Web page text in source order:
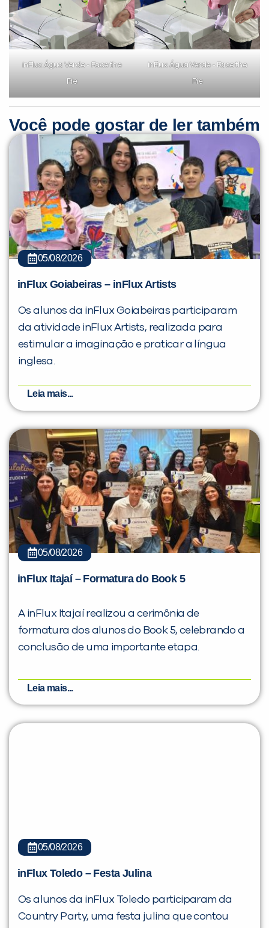
inFlux Água Verde - Face the
Pie
inFlux Água Verde - Face the
Pie
Você pode gostar de ler também
05/08/2026
inFlux Goiabeiras – inFlux Artists
Os alunos da inFlux Goiabeiras participaram
da atividade inFlux Artists, realizada para
estimular a imaginação e praticar a língua
inglesa.
Leia mais...
05/08/2026
inFlux Itajaí – Formatura do Book 5
A inFlux Itajaí realizou a cerimônia de
formatura dos alunos do Book 5, celebrando a
conclusão de uma importante etapa.
Leia mais...
05/08/2026
inFlux Toledo – Festa Julina
Os alunos da inFlux Toledo participaram da
Country Party, uma festa julina que contou